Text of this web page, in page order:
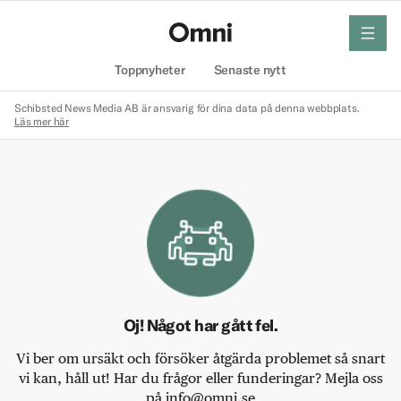
Toppnyheter Senaste nytt
meny
Schibsted News Media AB är ansvarig för dina data på denna webbplats.
Läs mer här
Oj! Något har gått fel.
Vi ber om ursäkt och försöker åtgärda problemet så snart
vi kan, håll ut! Har du frågor eller funderingar? Mejla oss